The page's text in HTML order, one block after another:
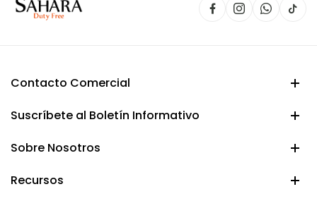
Contacto Comercial
Suscríbete al Boletín Informativo
Sobre Nosotros
Recursos